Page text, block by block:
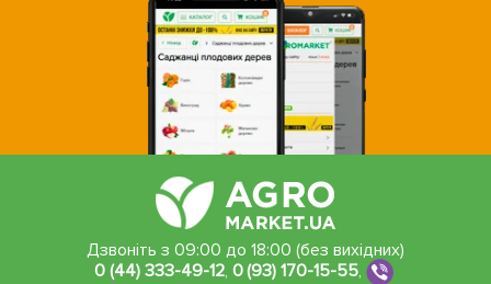
Дзвоніть з 09:00 до 18:00 (без вихідних)
0 (44) 333-49-12, 0 (93) 170-15-55,